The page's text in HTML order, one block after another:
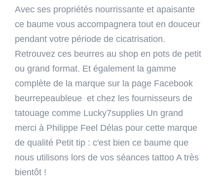
Avec ses propriétés nourrissante et apaisante
ce baume vous accompagnera tout en douceur
pendant votre période de cicatrisation.
Retrouvez ces beurres au shop en pots de petit
ou grand format. Et également la gamme
complète de la marque sur la page Facebook
beurrepeaubleue et chez les fournisseurs de
tatouage comme Lucky7supplies Un grand
merci à Philippe Feel Délas pour cette marque
de qualité Petit tip : c'est bien ce baume que
nous utilisons lors de vos séances tattoo A très
bientôt !